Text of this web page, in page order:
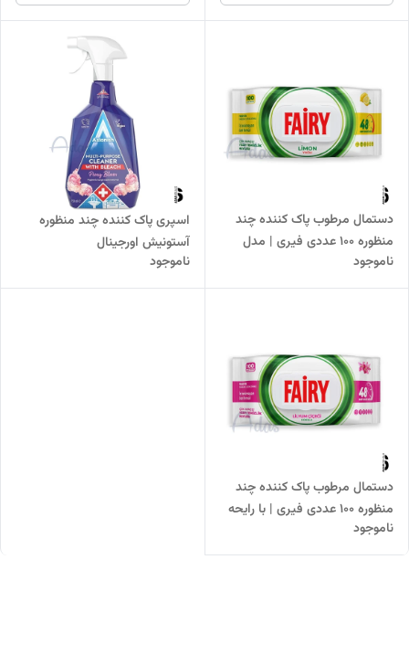
دستمال مرطوب پاک کننده چند
منظوره 100 عددی فیری | مدل
Limon Yağlı
ناموجود
اسپری پاک کننده چند منظوره
آستونیش اورجینال
ناموجود
دستمال مرطوب پاک کننده چند
منظوره 100 عددی فیری | با رایحه
گل لیلیوم (زنبق)
ناموجود